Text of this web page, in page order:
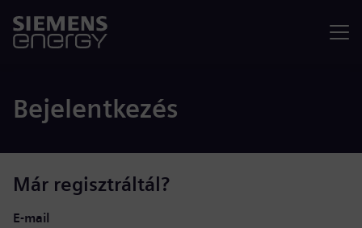
Bejelentkezés
Már regisztráltál?
Bejelentkezés: felhasználó és jelszó
E-mail